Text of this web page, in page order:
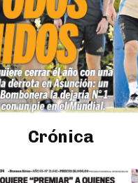
Crónica